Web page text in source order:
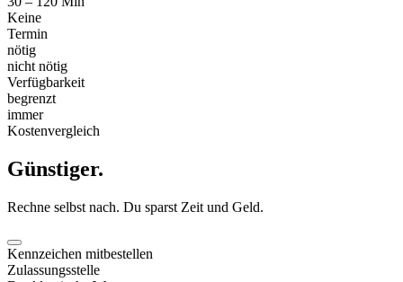
Keine
Termin
nötig
nicht nötig
Verfügbarkeit
begrenzt
immer
Kostenvergleich
Günstiger.
Rechne selbst nach. Du sparst Zeit und Geld.
Kennzeichen mitbestellen
Zulassungsstelle